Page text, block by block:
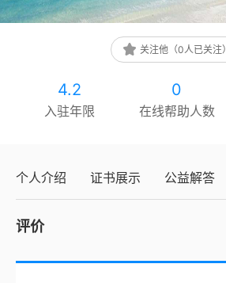
关注他（0人已关注）
4.2
入驻年限
0
在线帮助人数
个人介绍 证书展示 公益解答
评价